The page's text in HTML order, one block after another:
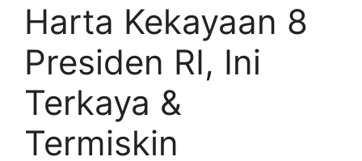
Harta Kekayaan 8
Presiden RI, Ini
Terkaya &
Termiskin